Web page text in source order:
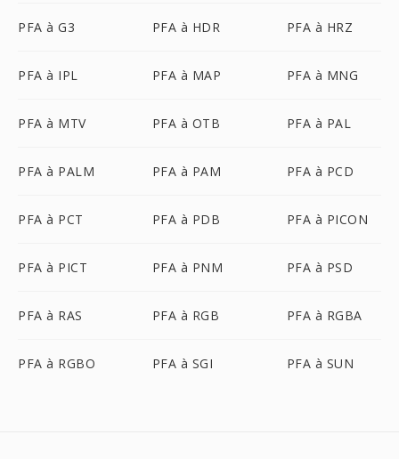
PFA à G3 PFA à HDR PFA à HRZ
PFA à IPL PFA à MAP PFA à MNG
PFA à MTV PFA à OTB PFA à PAL
PFA à PALM PFA à PAM PFA à PCD
PFA à PCT PFA à PDB PFA à PICON
PFA à PICT PFA à PNM PFA à PSD
PFA à RAS PFA à RGB PFA à RGBA
PFA à RGBO PFA à SGI PFA à SUN